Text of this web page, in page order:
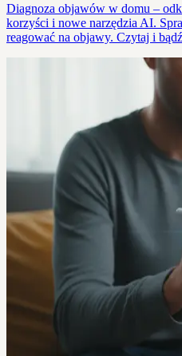
Diagnoza objawów w domu –
korzyści i nowe narzędzia AI.
reagować na objawy. Czytaj i